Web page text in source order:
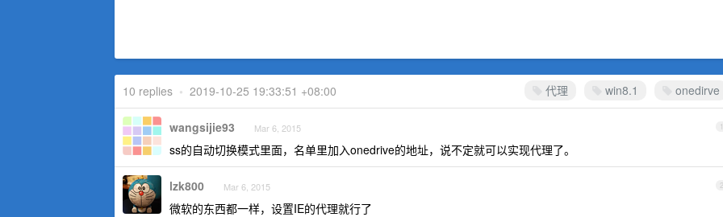
代理 win8.1 onedirve
10 replies • 2019-10-25 19:33:51 +08:00
1
wangsijie93 Mar 6, 2015
ss的自动切换模式里面，名单里加入onedrive的地址，说不定就可以实现代理了。
2
lzk800 Mar 6, 2015
微软的东西都一样，设置IE的代理就行了